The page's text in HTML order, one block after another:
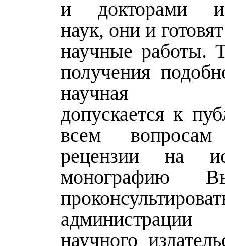
и докторами
наук, они и
научные работы.
получения
научная
допускается к
всем вопросам
рецензии на
монографию
научного